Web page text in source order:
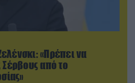
«Πρέπει να
από το